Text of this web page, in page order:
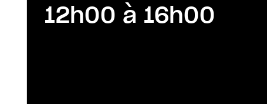
12h00 à 16h00